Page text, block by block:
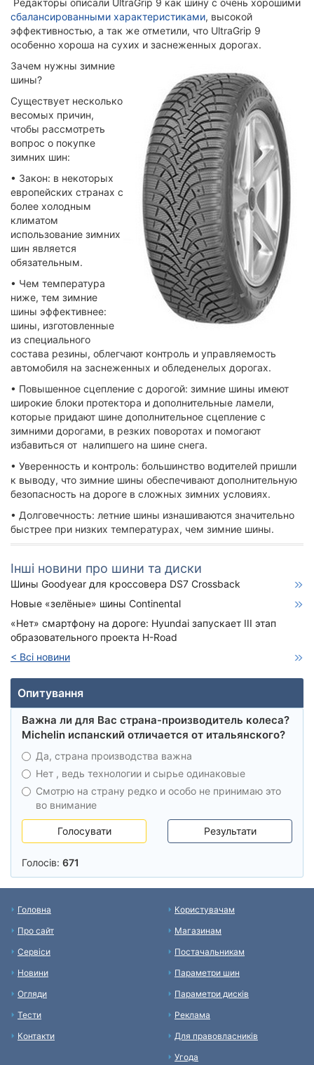
Редакторы описали UltraGrip 9 как шину с очень хорошими
сбалансированными характеристиками, высокой
эффективностью, а так же отметили, что UltraGrip 9
особенно хороша на сухих и заснеженных дорогах.
Зачем нужны зимние
шины?
Существует несколько
весомых причин,
чтобы рассмотреть
вопрос о покупке
зимних шин:
• Закон: в некоторых
европейских странах с
более холодным
климатом
использование зимних
шин является
обязательным.
• Чем температура
ниже, тем зимние
шины эффективнее:
шины, изготовленные
из специального
состава резины, облегчают контроль и управляемость
автомобиля на заснеженных и обледенелых дорогах.
• Повышенное сцепление с дорогой: зимние шины имеют
широкие блоки протектора и дополнительные ламели,
которые придают шине дополнительное сцепление с
зимними дорогами, в резких поворотах и помогают
избавиться от налипшего на шине снега.
• Уверенность и контроль: большинство водителей пришли
к выводу, что зимние шины обеспечивают дополнительную
безопасность на дороге в сложных зимних условиях.
• Долговечность: летние шины изнашиваются значительно
быстрее при низких температурах, чем зимние шины.
Інші новини про шини та диски
Шины Goodyear для кроссовера DS7 Crossback
Новые «зелёные» шины Continental
«Нет» смартфону на дороге: Hyundai запускает III этап
образовательного проекта H-Road
< Всі новини
Опитування
Важна ли для Вас страна-производитель колеса?
Michelin испанский отличается от итальянского?
Да, страна производства важна
Нет , ведь технологии и сырье одинаковые
Смотрю на страну редко и особо не принимаю это
во внимание
Голосувати Результати
Голосів: 671
Головна
Про сайт
Сервіси
Новини
Огляди
Тести
Контакти
Користувачам
Магазинам
Постачальникам
Параметри шин
Параметри дисків
Реклама
Для правовласників
Угода